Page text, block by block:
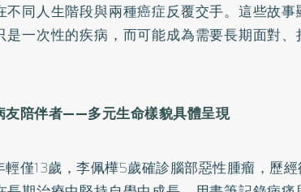
不同人生階段與兩種癌症反覆交手。這些故
是一次性的疾病，而可能成為需要長期面對
友陪伴者——多元生命樣貌具體呈現
僅13歲，李佩樺5歲確診腦部惡性腫瘤，歷